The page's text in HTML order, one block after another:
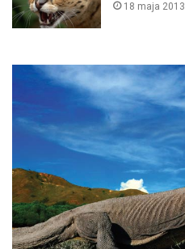
18 maja 2013